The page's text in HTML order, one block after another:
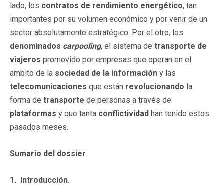
lado, los contratos de rendimiento energético, tan
importantes por su volumen económico y por venir de un
sector absolutamente estratégico. Por el otro, los
denominados carpooling, el sistema de transporte de
viajeros promovido por empresas que operan en el
ámbito de la sociedad de la información y las
telecomunicaciones que están revolucionando la
forma de transporte de personas a través de
plataformas y que tanta conflictividad han tenido estos
pasados meses.
Sumario del dossier
1. Introducción.